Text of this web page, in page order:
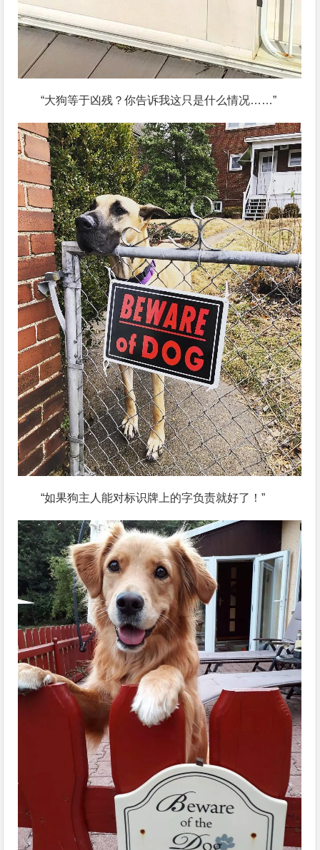
“大狗等于凶残？你告诉我这只是什么情况……”
“如果狗主人能对标识牌上的字负责就好了！”